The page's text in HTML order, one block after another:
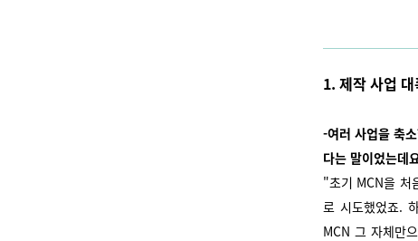
1. 제작 사업
-여러 사업을 축
다는 말이었는데
"초기 MCN을 처
로 시도했었죠.
MCN 그 자체만